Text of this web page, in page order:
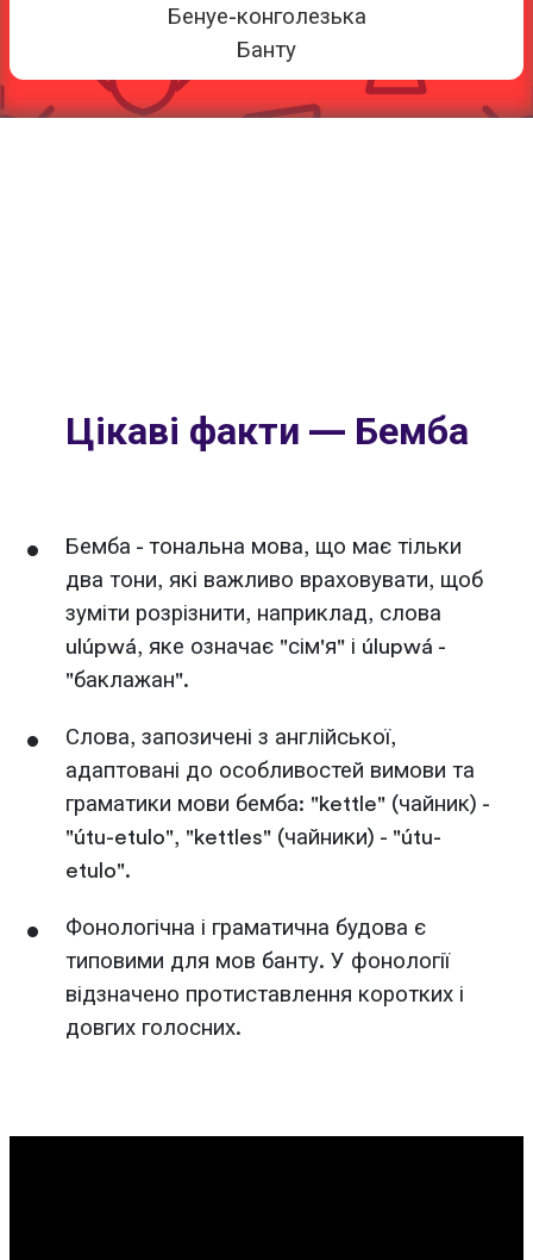
Бенуе-конголезька
Банту
Цікаві факти — Бемба
Бемба - тональна мова, що має тільки
два тони, які важливо враховувати, щоб
зуміти розрізнити, наприклад, слова
ulúpwá, яке означає "сім'я" і úlupwá -
"баклажан".
Слова, запозичені з англійської,
адаптовані до особливостей вимови та
граматики мови бемба: "kettle" (чайник) -
"útu-etulo", "kettles" (чайники) - "útu-
etulo".
Фонологічна і граматична будова є
типовими для мов банту. У фонології
відзначено протиставлення коротких і
довгих голосних.